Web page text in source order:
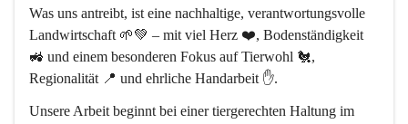
Was uns antreibt, ist eine nachhaltige, verantwortungsvolle
Landwirtschaft 🌱💚 – mit viel Herz ❤️, Bodenständigkeit
🚜 und einem besonderen Fokus auf Tierwohl 🐔,
Regionalität 📍 und ehrliche Handarbeit ✋.
Unsere Arbeit beginnt bei einer tiergerechten Haltung im